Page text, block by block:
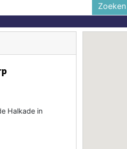
Zoeken
Halkade in